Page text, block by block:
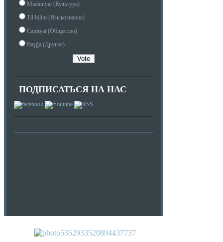
Madaniyat (Культура)
Til bilim (Языкознание)
Camiyat (Общество)
Başğa (Другое)
ПОДПИСАТЬСЯ НА НАС